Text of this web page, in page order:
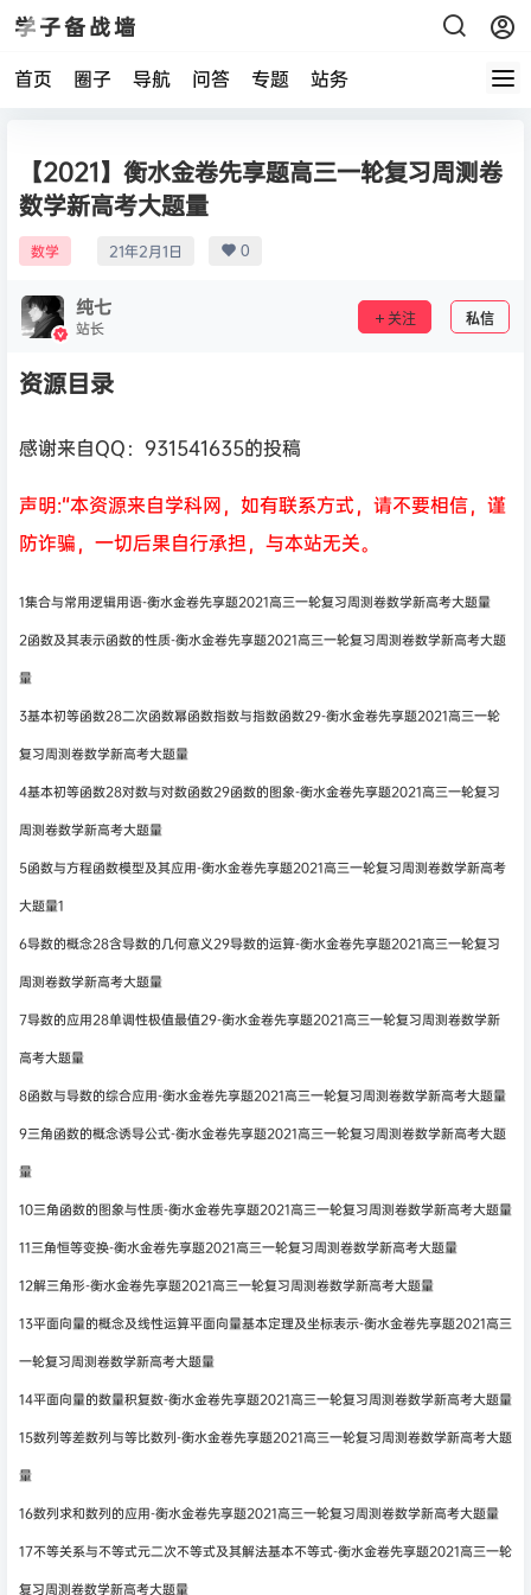
学子备战墙
首页 圈子 导航 问答 专题 站务
【2021】衡水金卷先享题高三一轮复习周测卷
数学新高考大题量
数学 21年2月1日 0
纯七
站长 关注 私信
资源目录
感谢来自QQ：931541635的投稿
声明:“本资源来自学科网，如有联系方式，请不要相信，谨
防诈骗，一切后果自行承担，与本站无关。
1集合与常用逻辑用语-衡水金卷先享题2021高三一轮复习周测卷数学新高考大题量
2函数及其表示函数的性质-衡水金卷先享题2021高三一轮复习周测卷数学新高考大题
量
3基本初等函数28二次函数幂函数指数与指数函数29-衡水金卷先享题2021高三一轮
复习周测卷数学新高考大题量
4基本初等函数28对数与对数函数29函数的图象-衡水金卷先享题2021高三一轮复习
周测卷数学新高考大题量
5函数与方程函数模型及其应用-衡水金卷先享题2021高三一轮复习周测卷数学新高考
大题量1
6导数的概念28含导数的几何意义29导数的运算-衡水金卷先享题2021高三一轮复习
周测卷数学新高考大题量
7导数的应用28单调性极值最值29-衡水金卷先享题2021高三一轮复习周测卷数学新
高考大题量
8函数与导数的综合应用-衡水金卷先享题2021高三一轮复习周测卷数学新高考大题量
9三角函数的概念诱导公式-衡水金卷先享题2021高三一轮复习周测卷数学新高考大题
量
10三角函数的图象与性质-衡水金卷先享题2021高三一轮复习周测卷数学新高考大题量
11三角恒等变换-衡水金卷先享题2021高三一轮复习周测卷数学新高考大题量
12解三角形-衡水金卷先享题2021高三一轮复习周测卷数学新高考大题量
13平面向量的概念及线性运算平面向量基本定理及坐标表示-衡水金卷先享题2021高三
一轮复习周测卷数学新高考大题量
14平面向量的数量积复数-衡水金卷先享题2021高三一轮复习周测卷数学新高考大题量
15数列等差数列与等比数列-衡水金卷先享题2021高三一轮复习周测卷数学新高考大题
量
16数列求和数列的应用-衡水金卷先享题2021高三一轮复习周测卷数学新高考大题量
17不等关系与不等式元二次不等式及其解法基本不等式-衡水金卷先享题2021高三一轮
复习周测卷数学新高考大题量